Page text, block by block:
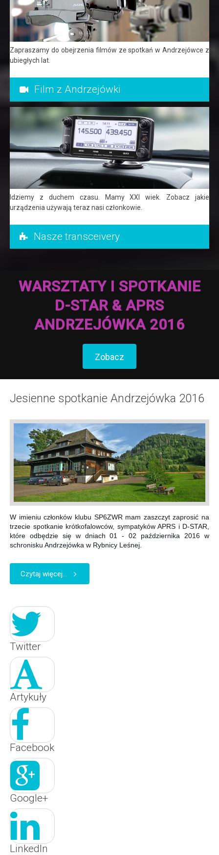
Zapraszamy do obejrzenia filmów ze spotkań w Andrzejówce z
ubiegłych lat.
Film z Andrzejówki
Idziemy z duchem czasu. Mamy XXI wiek. Zobacz jakie
urządzenia używają teraz nasi członkowie.
Nasze transceivery
WARSZTATY I SPOTKANIE
D-STAR & APRS
ANDRZEJÓWKA 2016
Zobacz
Jesienne spotkanie Andrzejówka 2016
W imieniu członków klubu SP6ZWR mam zaszczyt zaprosić na
trzecie spotkanie krótkofalowców, sympatyków APRS i D-STAR,
które odbędzie się w dniach 01 - 02 października 2016 w
schronisku Andrzejówka w Rybnicy Leśnej.
Czytaj więcej...
Twitter
Artykuły
Facebook
Google+
LinkedIn